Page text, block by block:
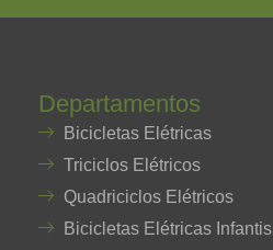
Departamentos
Bicicletas Elétricas
Triciclos Elétricos
Quadriciclos Elétricos
Bicicletas Elétricas Infantis